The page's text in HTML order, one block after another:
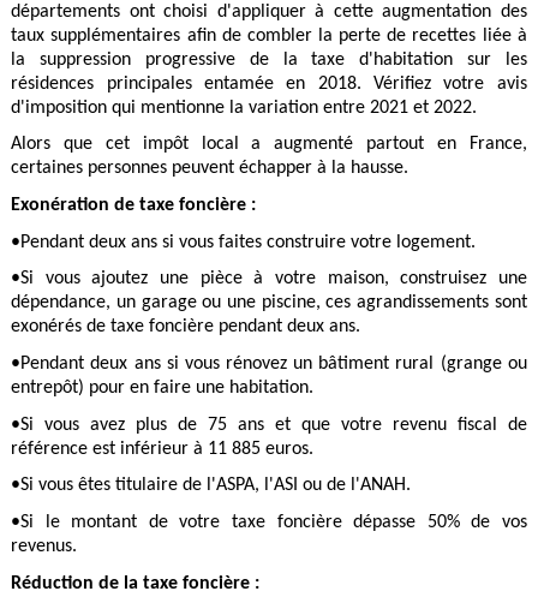
départements ont choisi d'appliquer à cette augmentation des
taux supplémentaires afin de combler la perte de recettes liée à
la suppression progressive de la taxe d'habitation sur les
résidences principales entamée en 2018. Vérifiez votre avis
d'imposition qui mentionne la variation entre 2021 et 2022.
Alors que cet impôt local a augmenté partout en France,
certaines personnes peuvent échapper à la hausse.
Exonération de taxe foncière :
•Pendant deux ans si vous faites construire votre logement.
•Si vous ajoutez une pièce à votre maison, construisez une
dépendance, un garage ou une piscine, ces agrandissements sont
exonérés de taxe foncière pendant deux ans.
•Pendant deux ans si vous rénovez un bâtiment rural (grange ou
entrepôt) pour en faire une habitation.
•Si vous avez plus de 75 ans et que votre revenu fiscal de
référence est inférieur à 11 885 euros.
•Si vous êtes titulaire de l'ASPA, l'ASI ou de l'ANAH.
•Si le montant de votre taxe foncière dépasse 50% de vos
revenus.
Réduction de la taxe foncière :